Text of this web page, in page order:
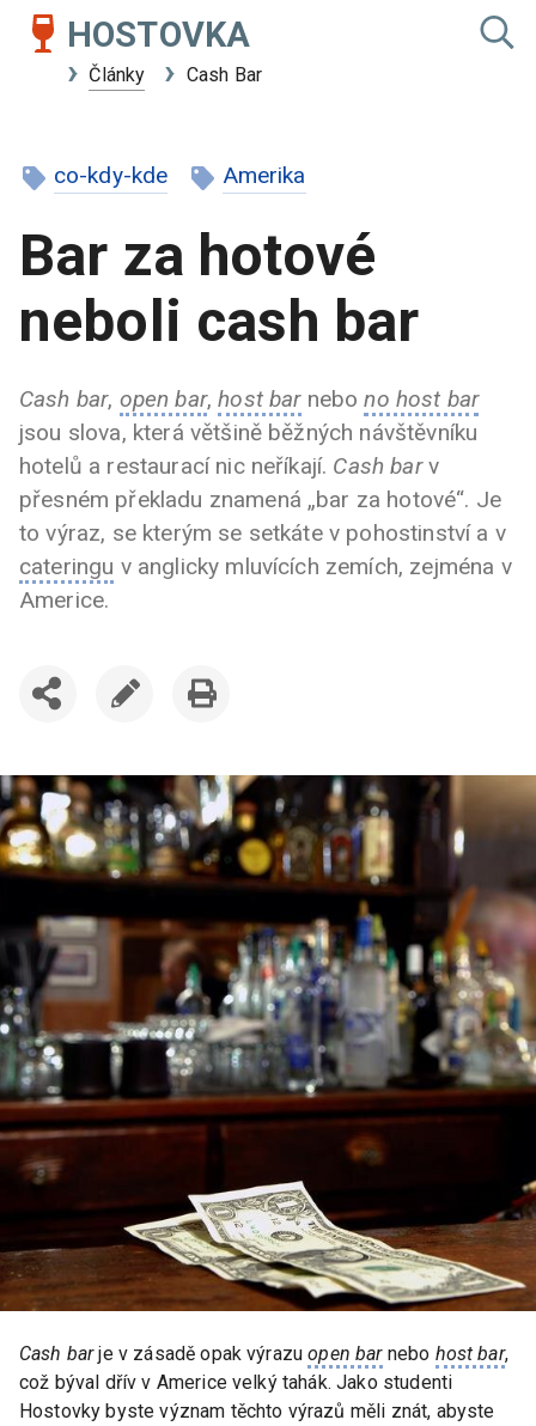
HOSTOVKA
Články Cash Bar
co-kdy-kde Amerika
Bar za hotové
neboli cash bar
Cash bar, open bar,host barnebono host bar
jsou slova, která většině běžných návštěvníku
hotelů a restaurací nic neříkají. Cash barv
přesném překladu znamená „bar za hotové“. Je
to výraz, se kterým se setkáte v pohostinství a v
cateringu v anglicky mluvících zemích, zejména v
Americe.
Cash barje v zásadě opak výrazuopen barnebo host bar,
což býval dřív v Americe velký tahák. Jako studenti
Hostovky byste význam těchto výrazů měli znát, abyste